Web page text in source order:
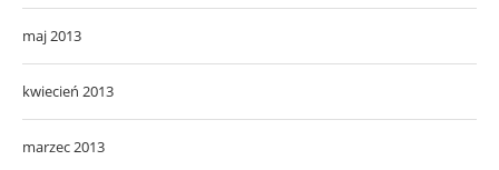
maj 2013
kwiecień 2013
marzec 2013